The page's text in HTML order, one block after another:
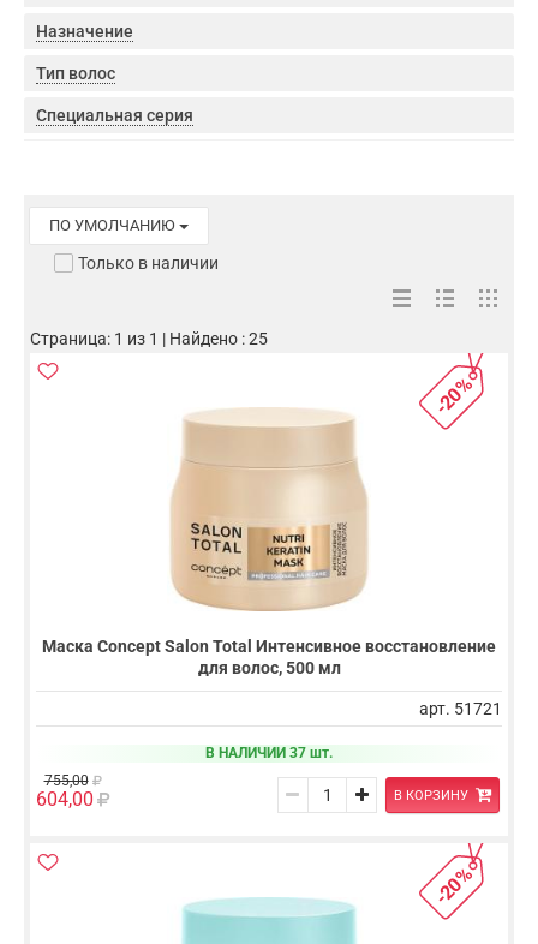
Назначение
Тип волос
Специальная серия
ПО УМОЛЧАНИЮ
Только в наличии
Страница: 1 из 1 | Найдено : 25
-20%
Маска Concept Salon Total Интенсивное восстановление
для волос, 500 мл
арт. 51721
В НАЛИЧИИ 37 шт.
755,00
604,00 В КОРЗИНУ
-20%